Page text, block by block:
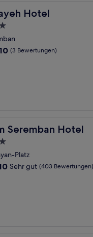
Hotel
Hotel
(3 Bewertungen)
Seremban Hotel
Seremban Hotel
Platz
Sehr gut (403 Bewertungen)